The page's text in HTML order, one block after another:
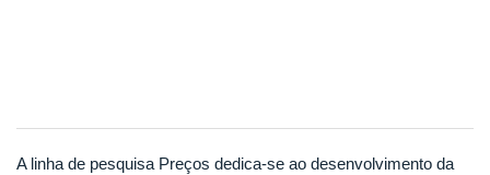
A linha de pesquisa Preços dedica-se ao desenvolvimento da